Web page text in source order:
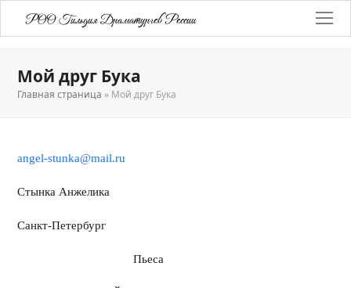
РОО Гильдия Драматургов России
Мой друг Бука
Главная страница » Мой друг Бука
angel-stunka@mail.ru
Стынка Анжелика
Санкт-Петербург
Пьеса